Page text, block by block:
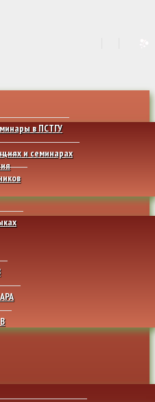
в ПСТГУ
и семинарах